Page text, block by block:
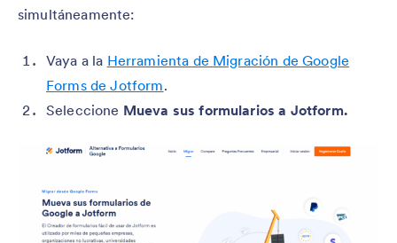
simultáneamente:
Vaya a la Herramienta de Migración de Google
Forms de Jotform.
Seleccione Mueva sus formularios a Jotform.